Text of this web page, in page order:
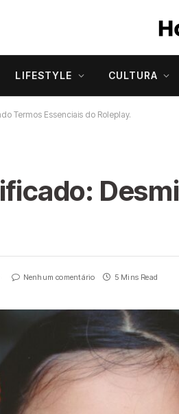
LIFESTYLE CULTURA
Termos Essenciais do Roleplay.
Nenhum comentário 5 Mins Read